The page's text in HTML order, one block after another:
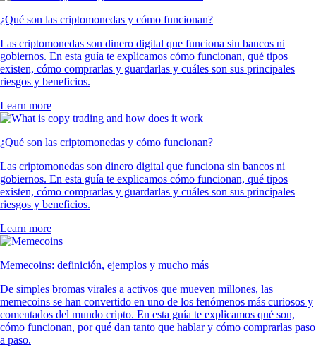
¿Qué son las criptomonedas y cómo funcionan?
Las criptomonedas son dinero digital que funciona sin bancos ni
gobiernos. En esta guía te explicamos cómo funcionan, qué tipos
existen, cómo comprarlas y guardarlas y cuáles son sus principales
riesgos y beneficios.
Learn more
¿Qué son las criptomonedas y cómo funcionan?
Las criptomonedas son dinero digital que funciona sin bancos ni
gobiernos. En esta guía te explicamos cómo funcionan, qué tipos
existen, cómo comprarlas y guardarlas y cuáles son sus principales
riesgos y beneficios.
Learn more
Memecoins: definición, ejemplos y mucho más
De simples bromas virales a activos que mueven millones, las
memecoins se han convertido en uno de los fenómenos más curiosos y
comentados del mundo cripto. En esta guía te explicamos qué son,
cómo funcionan, por qué dan tanto que hablar y cómo comprarlas paso
a paso.